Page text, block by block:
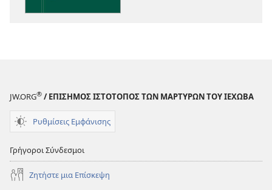
JW.ORG® / ΕΠΙΣΗΜΟΣ ΙΣΤΟΤΟΠΟΣ ΤΩΝ ΜΑΡΤΥΡΩΝ ΤΟΥ ΙΕΧΩΒΑ
Ρυθμίσεις Εμφάνισης
Γρήγοροι Σύνδεσμοι
Ζητήστε μια Επίσκεψη